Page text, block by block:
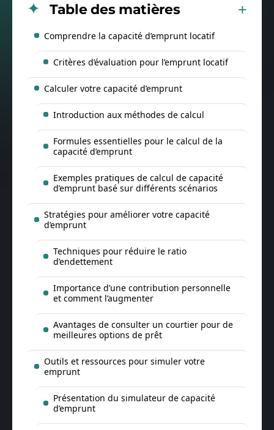
Table des matières
Comprendre la capacité d’emprunt locatif
Critères d’évaluation pour l’emprunt locatif
Calculer votre capacité d’emprunt
Introduction aux méthodes de calcul
Formules essentielles pour le calcul de la
capacité d’emprunt
Exemples pratiques de calcul de capacité
d’emprunt basé sur différents scénarios
Stratégies pour améliorer votre capacité
d’emprunt
Techniques pour réduire le ratio
d’endettement
Importance d’une contribution personnelle
et comment l’augmenter
Avantages de consulter un courtier pour de
meilleures options de prêt
Outils et ressources pour simuler votre
emprunt
Présentation du simulateur de capacité
d’emprunt